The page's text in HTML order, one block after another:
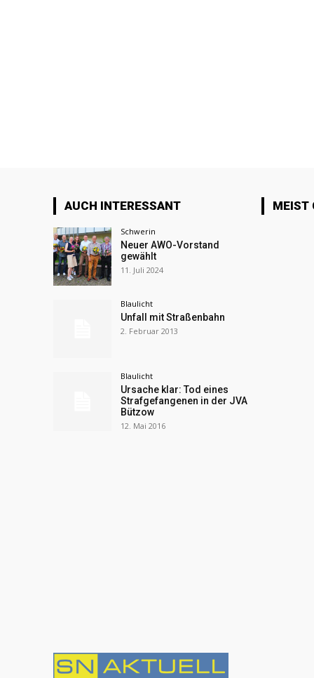
AUCH INTERESSANT
Schwerin
Neuer AWO-Vorstand
gewählt
11. Juli 2024
Blaulicht
Unfall mit Straßenbahn
2. Februar 2013
Blaulicht
Ursache klar: Tod eines
Strafgefangenen in der JVA
Bützow
12. Mai 2016
MEIST